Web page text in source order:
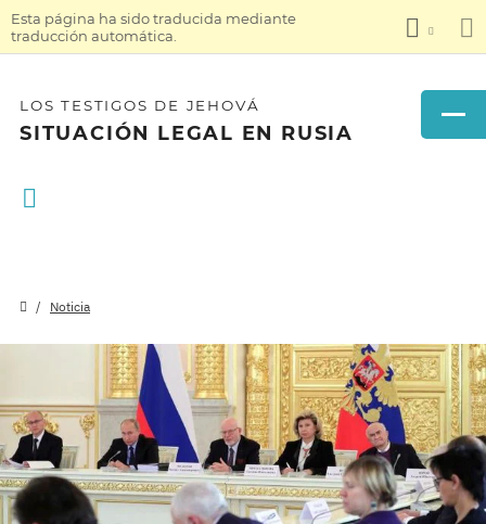
Esta página ha sido traducida mediante
traducción automática.
LOS TESTIGOS DE JEHOVÁ
SITUACIÓN LEGAL EN RUSIA
Noticia